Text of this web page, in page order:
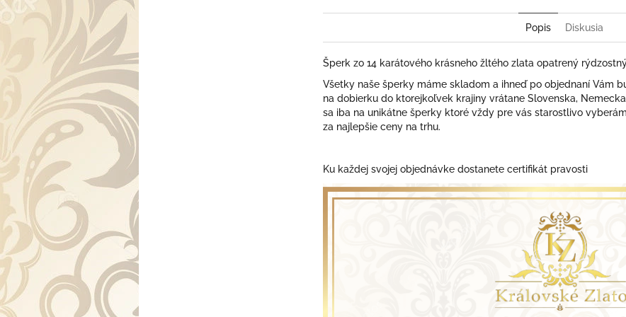
Popis Diskusia
Šperk zo 14 karátového krásneho žltého zlata opatrený
Všetky naše šperky máme skladom a ihneď po objednaní Vám
na dobierku do ktorejkoľvek krajiny vrátane Slovenska,
sa iba na unikátne šperky ktoré vždy pre vás starostlivo
za najlepšie ceny na trhu.
Ku každej svojej objednávke dostanete certifikát pravosti